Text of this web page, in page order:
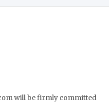
will be firmly committed